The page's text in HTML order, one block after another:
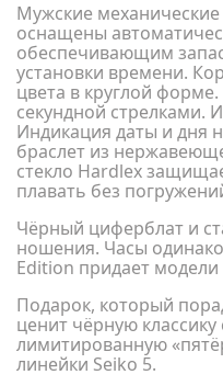
Мужские механические
оснащены
обеспечивающим
установки времени.
цвета в круглой
секундной стрелками.
Индикация даты и дня
браслет из
стекло Hardlex
плавать без
Чёрный циферблат и
ношения. Часы
Edition придает модели
Подарок, который
ценит чёрную
лимитированную
линейки Seiko 5.